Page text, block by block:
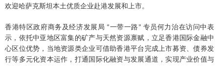
欢迎哈萨克斯坦本土优质企业赴港发展和上市。
香港特区政府商务及经济发展局 “一带一路 ” 专员何力治在访问中表
示，依托中亚地区富集的矿产与天然资源禀赋，立足香港国际金融中
心区位优势，当地资源类企业可借助香港平台完成上市募资、债券发
行等多元化资本运作，打通国际化融资与发展通道，实现产业价值与